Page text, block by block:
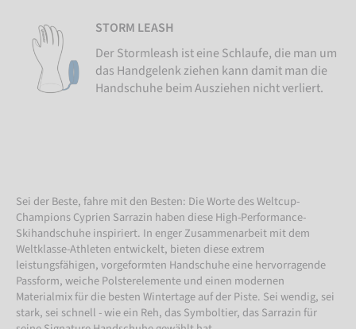
STORM LEASH
Der Stormleash ist eine Schlaufe, die man um
das Handgelenk ziehen kann damit man die
Handschuhe beim Ausziehen nicht verliert.
Sei der Beste, fahre mit den Besten: Die Worte des Weltcup-
Champions Cyprien Sarrazin haben diese High-Performance-
Skihandschuhe inspiriert. In enger Zusammenarbeit mit dem
Weltklasse-Athleten entwickelt, bieten diese extrem
leistungsfähigen, vorgeformten Handschuhe eine hervorragende
Passform, weiche Polsterelemente und einen modernen
Materialmix für die besten Wintertage auf der Piste. Sei wendig, sei
stark, sei schnell - wie ein Reh, das Symboltier, das Sarrazin für